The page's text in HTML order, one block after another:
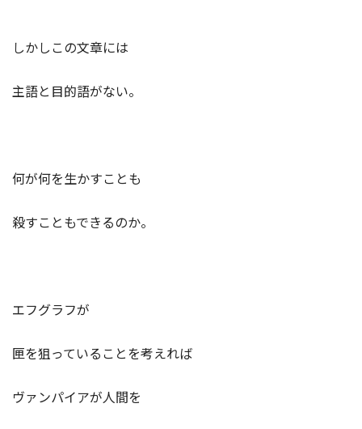
しかしこの文章には
主語と目的語がない。
何が何を生かすことも
殺すこともできるのか。
エフグラフが
匣を狙っていることを考えれば
ヴァンパイアが人間を